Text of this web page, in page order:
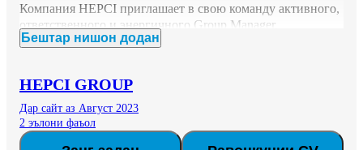
Компания HEPCI приглашает в свою команду активного,
ответственного и энергичного Group Manager.
• Общение с клиентами и коллегами;
• Контроль выполнения задач и планов;
• Подготовка отчетов и предложение новых идей;
• Решение рабочих вопросов и поддержание
Бештар нишон додан
HEPCI GROUP
Дар сайт аз Август 2023
2 эълони фаъол